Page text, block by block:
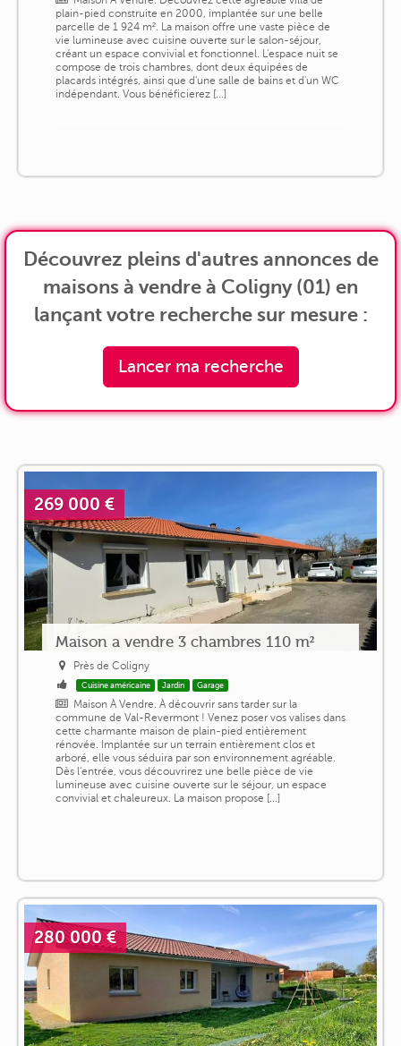
plain-pied construite en 2000, implantée sur une belle
parcelle de 1 924 m². La maison offre une vaste pièce de
vie lumineuse avec cuisine ouverte sur le salon-séjour,
créant un espace convivial et fonctionnel. L'espace nuit se
compose de trois chambres, dont deux équipées de
placards intégrés, ainsi que d'une salle de bains et d'un WC
indépendant. Vous bénéficierez [...]
Découvrez pleins d'autres annonces de
maisons à vendre à Coligny (01) en
lançant votre recherche sur mesure :
Lancer ma recherche
269 000 €
Maison a vendre 3 chambres 110 m²
Près de Coligny
Cuisine américaine Jardin Garage
Maison À Vendre. À découvrir sans tarder sur la
commune de Val-Revermont ! Venez poser vos valises dans
cette charmante maison de plain-pied entièrement
rénovée. Implantée sur un terrain entièrement clos et
arboré, elle vous séduira par son environnement agréable.
Dès l'entrée, vous découvrirez une belle pièce de vie
lumineuse avec cuisine ouverte sur le séjour, un espace
convivial et chaleureux. La maison propose [...]
280 000 €